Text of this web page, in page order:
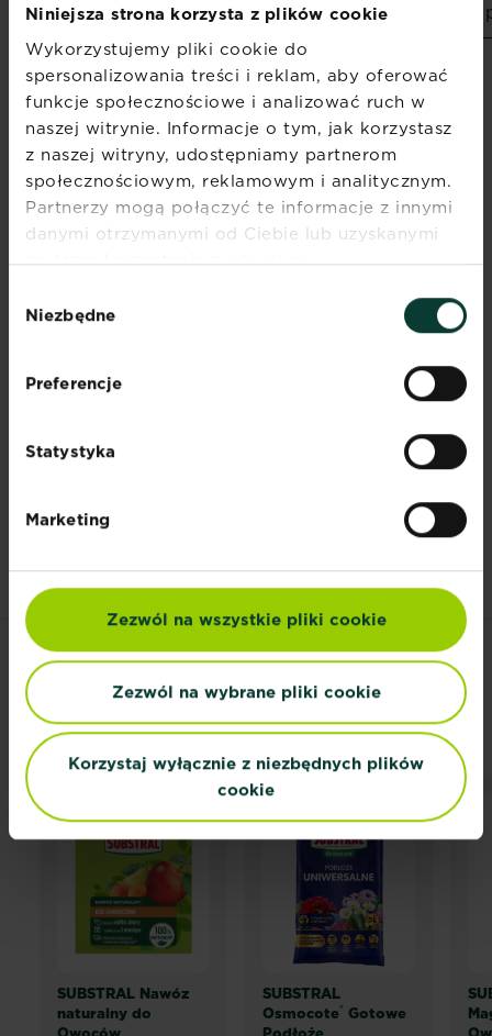
Niniejsza strona korzysta z plików cookie
Wykorzystujemy pliki cookie do
spersonalizowania treści i reklam, aby oferować
funkcje społecznościowe i analizować ruch w
naszej witrynie. Informacje o tym, jak korzystasz
z naszej witryny, udostępniamy partnerom
społecznościowym, reklamowym i analitycznym.
Partnerzy mogą połączyć te informacje z innymi
danymi otrzymanymi od Ciebie lub uzyskanymi
podczas korzystania z ich usług.
zgody
Niezbędne
Preferencje
Statystyka
Marketing
Zezwól na wszystkie pliki cookie
Zezwól na wybrane pliki cookie
Korzystaj wyłącznie z niezbędnych plików
cookie
w dawce 2-4 g/L
SKŁAD PRODUKTU
Nawóz granulowany NPK (Mg) 16-7-18
(4) % (m/m) z mieszanina
mikroskładników pokarmowych. Azot
(N) całkowity 16%, amonowy 1,6%,
amidowy 12,9%. Pięciotlenek fosforu
(P2O5) 7,0 % rozpuszczalny w
rozp. w wodzie 5,3%. Tlenek potasu
(K
0,18%, mangan (Mn) 0,06%, cynk (Zn)
POWIĄZANE
PRODUKTY
SUBSTRAL Nawóz
naturalny do
SUBSTRAL
Osmocote® Gotowe